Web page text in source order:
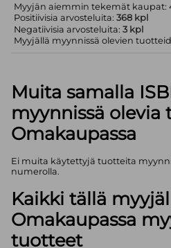
Myyjän aiemmin tekemät kaupat:
Positiivisia arvosteluita:368 kpl
Negatiivisia arvosteluita:3 kpl
Myyjällä myynnissä olevien
Muita samalla
myynnissä olevia
Omakaupassa
Ei muita käytettyjä tuotteita
numerolla.
Kaikki tällä
Omakaupassa
tuotteet